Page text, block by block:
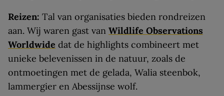
Reizen: Tal van organisaties bieden rondreizen
aan. Wij waren gast van Wildlife Observations
Worldwide dat de highlights combineert met
unieke belevenissen in de natuur, zoals de
ontmoetingen met de gelada, Walia steenbok,
lammergier en Abessijnse wolf.